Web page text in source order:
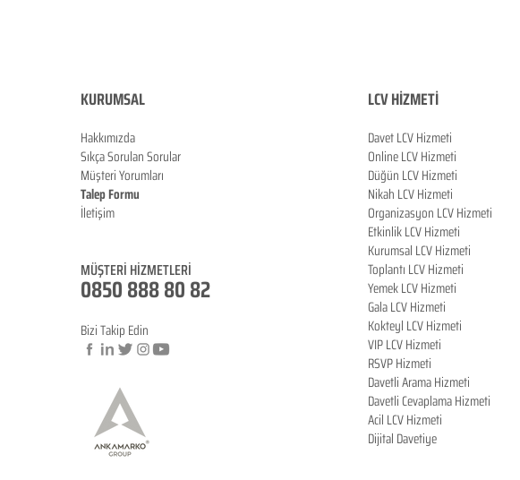
KURUMSAL
Hakkımızda
Sıkça Sorulan Sorular
Müşteri Yorumları
Talep Formu
İletişim
MÜŞTERİ HİZMETLERİ
0850 888 80 82
Bizi Takip Edin
© Copyright
LCV HİZMETİ
Davet LCV Hizmeti
Online LCV Hizmeti
Düğün LCV Hizmeti
Nikah LCV Hizmeti
Organizasyon LCV Hizmeti
Etkinlik LCV Hizmeti
Kurumsal LCV Hizmeti
Toplantı LCV Hizmeti
Yemek LCV Hizmeti
Gala LCV Hizmeti
Kokteyl LCV Hizmeti
VIP LCV Hizmeti
RSVP Hizmeti
Davetli Arama Hizmeti
Davetli Cevaplama Hizmeti
Acil LCV Hizmeti
Dijital Davetiye